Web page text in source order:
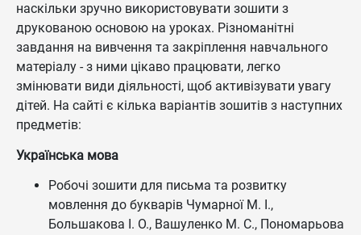
наскільки зручно використовувати зошити з
друкованою основою на уроках. Різноманітні
завдання на вивчення та закріплення навчального
матеріалу - з ними цікаво працювати, легко
змінювати види діяльності, щоб активізувати увагу
дітей. На сайті є кілька варіантів зошитів з наступних
предметів:
Українська мова
Робочі зошити для письма та розвитку
мовлення до букварів Чумарної М. І.,
Большакова І. О., Вашуленко М. С., Пономарьова